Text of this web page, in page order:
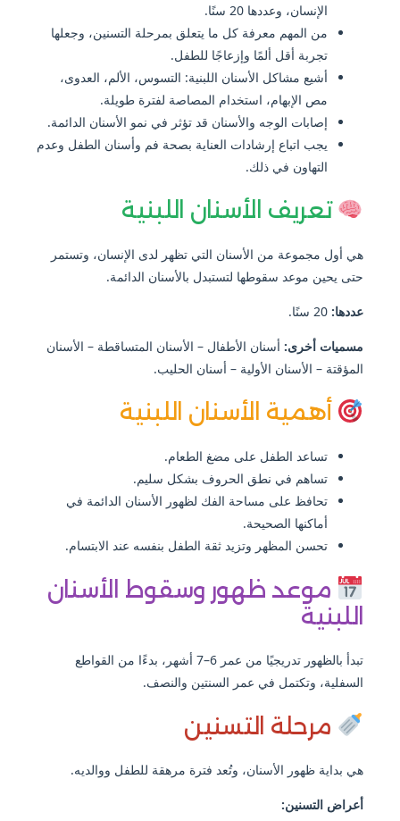
الإنسان، وعددها 20 سنًا.
من المهم معرفة كل ما يتعلق بمرحلة التسنين، وجعلها
تجربة أقل ألمًا وإزعاجًا للطفل.
أشيع مشاكل الأسنان اللبنية: التسوس، الألم، العدوى،
مص الإبهام، استخدام المصاصة لفترة طويلة.
إصابات الوجه والأسنان قد تؤثر في نمو الأسنان الدائمة.
يجب اتباع إرشادات العناية بصحة فم وأسنان الطفل وعدم
التهاون في ذلك.
تعريف الأسنان اللبنية
هي أول مجموعة من الأسنان التي تظهر لدى الإنسان، وتستمر
حتى يحين موعد سقوطها لتستبدل بالأسنان الدائمة.
عددها:
مسميات أخرى: أسنان الأطفال – الأسنان المتساقطة – الأسنان
المؤقتة – الأسنان الأولية – أسنان الحليب.
أهمية الأسنان اللبنية
تساعد الطفل على مضغ الطعام.
تساهم في نطق الحروف بشكل سليم.
تحافظ على مساحة الفك لظهور الأسنان الدائمة في
أماكنها الصحيحة.
تحسن المظهر وتزيد ثقة الطفل بنفسه عند الابتسام.
موعد ظهور وسقوط الأسنان
اللبنية
تبدأ بالظهور تدريجيًا من عمر 6–7 أشهر، بدءًا من القواطع
السفلية، وتكتمل في عمر السنتين والنصف.
مرحلة التسنين
هي بداية ظهور الأسنان، وتُعد فترة مرهقة للطفل ووالديه.
أعراض التسنين: